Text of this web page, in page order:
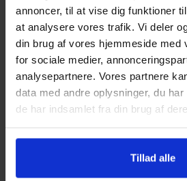
annoncer, til at vise dig funktioner
at analysere vores trafik. Vi deler
din brug af vores hjemmeside med
for sociale medier,
analysepartnere. Vores partnere
data med andre oplysninger, du
de har indsamlet fra din brug af
Tillad alle